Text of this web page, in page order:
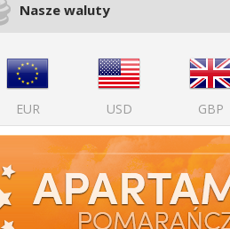
Nasze waluty
EUR USD GBP